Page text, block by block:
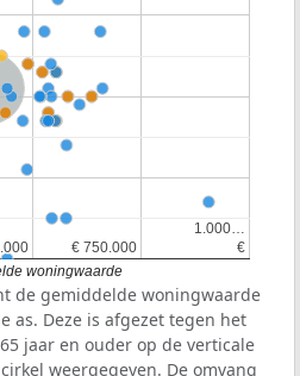
€ 750.000
€ 750.000 €
€
1.000…
1.000…
woningwaarde
de gemiddelde woningwaarde
as. Deze is afgezet tegen het
jaar en ouder op de verticale
weergegeven. De omvang